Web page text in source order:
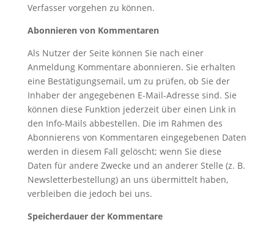
Verfasser vorgehen zu können.
Abonnieren von Kommentaren
Als Nutzer der Seite können Sie nach einer
Anmeldung Kommentare abonnieren. Sie erhalten
eine Bestätigungsemail, um zu prüfen, ob Sie der
Inhaber der angegebenen E-Mail-Adresse sind. Sie
können diese Funktion jederzeit über einen Link in
den Info-Mails abbestellen. Die im Rahmen des
Abonnierens von Kommentaren eingegebenen Daten
werden in diesem Fall gelöscht; wenn Sie diese
Daten für andere Zwecke und an anderer Stelle (z. B.
Newsletterbestellung) an uns übermittelt haben,
verbleiben die jedoch bei uns.
Speicherdauer der Kommentare